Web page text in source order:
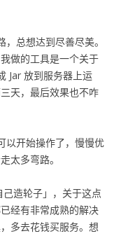
总想达到尽善尽美。
做的工具是一个关于
Jar 放到服务器上运
天，最后效果也不咋
以开始操作了，慢慢优
太多弯路。
造轮子」，关于这点
经有非常成熟的解决
多去花钱买服务。想